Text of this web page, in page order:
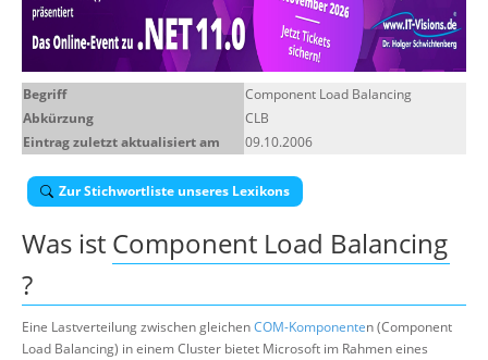
Wissen
Über uns
Begriff
Component Load Balancing
Abkürzung
CLB
Eintrag zuletzt aktualisiert am
09.10.2006
Zur Stichwortliste unseres Lexikons
Was ist Component Load Balancing
?
Eine Lastverteilung zwischen gleichenCOM-Komponenten (Component
Load Balancing) in einem Cluster bietet Microsoft im Rahmen eines